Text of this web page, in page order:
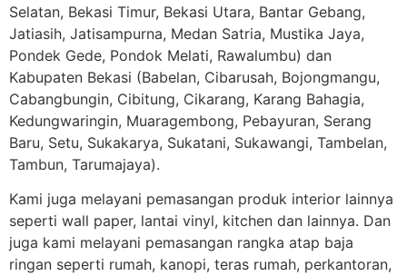
Selatan, Bekasi Timur, Bekasi Utara, Bantar Gebang,
Jatiasih, Jatisampurna, Medan Satria, Mustika Jaya,
Pondek Gede, Pondok Melati, Rawalumbu) dan
Kabupaten Bekasi (Babelan, Cibarusah, Bojongmangu,
Cabangbungin, Cibitung, Cikarang, Karang Bahagia,
Kedungwaringin, Muaragembong, Pebayuran, Serang
Baru, Setu, Sukakarya, Sukatani, Sukawangi, Tambelan,
Tambun, Tarumajaya).
Kami juga melayani pemasangan produk interior lainnya
seperti wall paper, lantai vinyl, kitchen dan lainnya. Dan
juga kami melayani pemasangan rangka atap baja
ringan seperti rumah, kanopi, teras rumah, perkantoran,